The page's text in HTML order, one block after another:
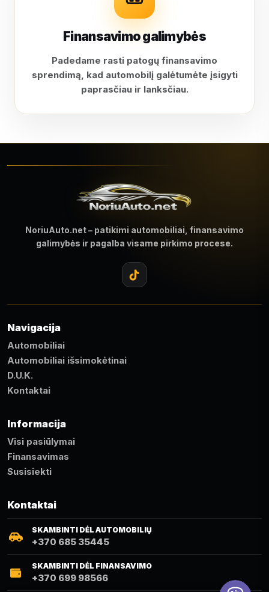
Finansavimo galimybės
Padedame rasti patogų finansavimo
sprendimą, kad automobilį galėtumėte įsigyti
paprasčiau ir lanksčiau.
NoriuAuto.net – patikimi automobiliai, finansavimo
galimybės ir pagalba visame pirkimo procese.
Navigacija
Automobiliai
Automobiliai išsimokėtinai
D.U.K.
Kontaktai
Informacija
Visi pasiūlymai
Finansavimas
Susisiekti
Kontaktai
SKAMBINTI DĖL AUTOMOBILIŲ
+370 685 35445
SKAMBINTI DĖL FINANSAVIMO
+370 699 98566 Viber